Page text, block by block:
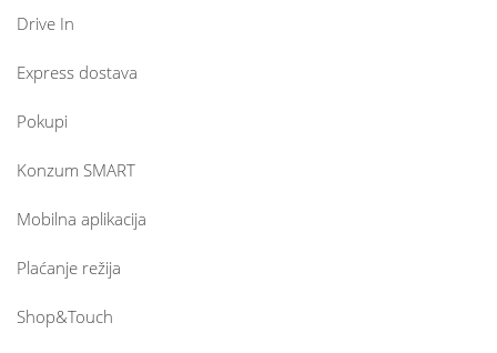
Drive In
Express dostava
Pokupi
Konzum SMART
Mobilna aplikacija
Plaćanje režija
Shop&Touch